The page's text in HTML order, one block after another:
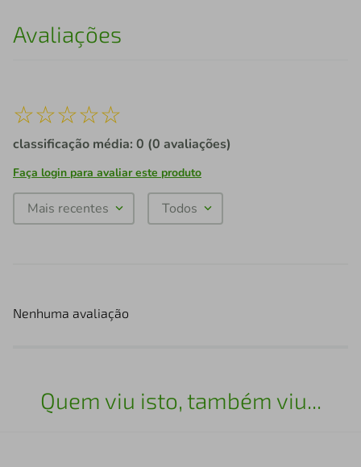
Avaliações
☆☆☆☆☆
classificação média: 0 (0 avaliações)
Faça login para avaliar este produto
Mais recentes Todos
Nenhuma avaliação
Quem viu isto, também viu...